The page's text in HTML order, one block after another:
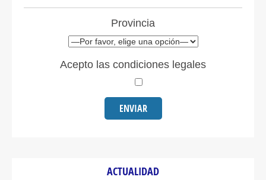
Provincia
Acepto las condiciones legales
ACTUALIDAD